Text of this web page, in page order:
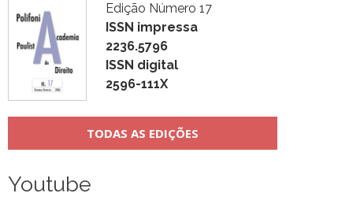
Edição Número 17
ISSN impressa
2236.5796
ISSN digital
2596-111X
TODAS AS EDIÇÕES
Youtube